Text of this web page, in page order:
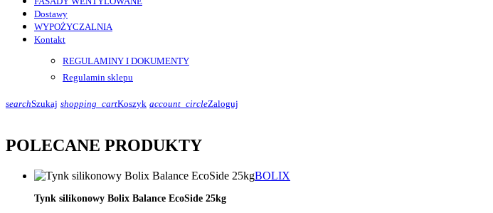
Dostawy
WYPOŻYCZALNIA
Kontakt
REGULAMINY I DOKUMENTY
Regulamin sklepu
searchSzukaj shopping_cartKoszyk account_circleZaloguj
POLECANE PRODUKTY
BOLIX
Tynk silikonowy Bolix Balance EcoSide 25kg